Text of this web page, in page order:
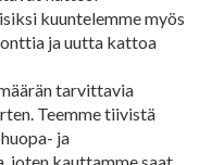
kuuntelemme myös
ja uutta kattoa
tarvittavia
Teemme tiivistä
ja
joten kauttamme saat